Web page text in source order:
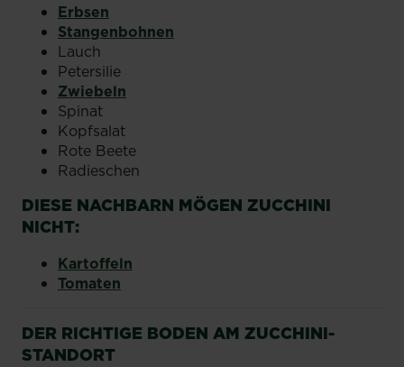
Erbsen
Stangenbohnen
Lauch
Petersilie
Zwiebeln
Spinat
Kopfsalat
Rote Beete
Radieschen
DIESE NACHBARN MÖGEN ZUCCHINI
NICHT:
Kartoffeln
Tomaten
DER RICHTIGE BODEN AM ZUCCHINI-
STANDORT